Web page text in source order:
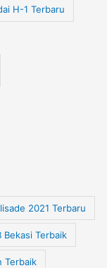
H-1 Terbaru
2021 Terbaru
Bekasi Terbaik
Terbaik